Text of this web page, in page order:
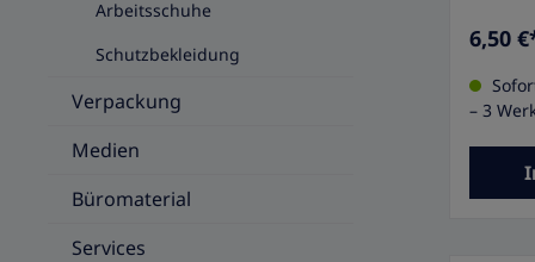
Arbeitsschuhe
Schutzbekleidung
Verpackung
Medien
Büromaterial
Services
One
6,50
– 3